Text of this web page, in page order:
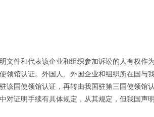
文件和代表该企业和组织参加诉讼的人有权作
领馆认证。外国人、外国企业和组织所在国与
该国使领馆认证，再转由我国驻第三国使领馆
对证明手续有具体规定，从其规定，但我国声